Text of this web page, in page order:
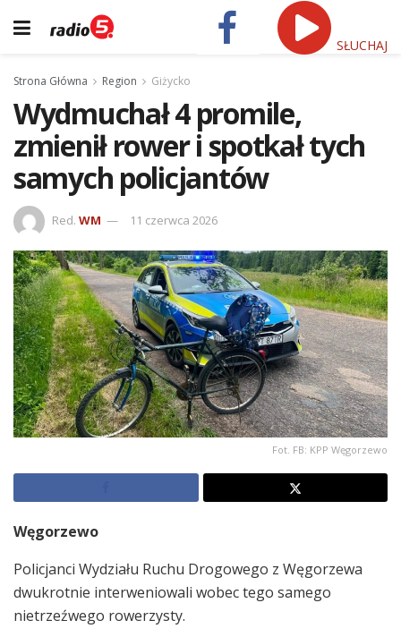
SŁUCHAJ
Strona Główna Region Giżycko
Wydmuchał 4 promile,
zmienił rower i spotkał tych
samych policjantów
Red. WM 11 czerwca 2026
Fot. FB: KPP Węgorzewo
Węgorzewo
Policjanci Wydziału Ruchu Drogowego z Węgorzewa
dwukrotnie interweniowali wobec tego samego
nietrzeźwego rowerzysty.